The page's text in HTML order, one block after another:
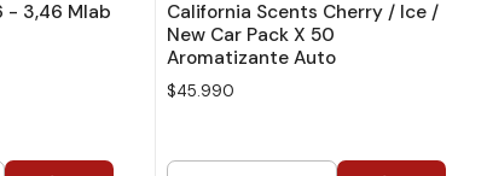
- 3,46 Mlab
California Scents Cherry / Ice /
New Car Pack X 50
Aromatizante Auto
$45.990